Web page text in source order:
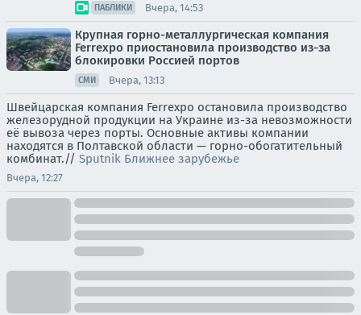
ПАБЛИКИ Вчера, 14:53
Крупная горно-металлургическая компания
Ferrexpo приостановила производство из-за
блокировки Россией портов
СМИ Вчера, 13:13
Швейцарская компания Ferrexpo остановила производство
железорудной продукции на Украине из-за невозможности
её вывоза через порты. Основные активы компании
находятся в Полтавской области — горно-обогатительный
комбинат.// Sputnik Ближнее зарубежье
Вчера, 12:27